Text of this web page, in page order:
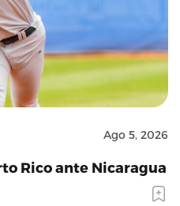
Ago 5, 2026
Rico ante Nicaragua